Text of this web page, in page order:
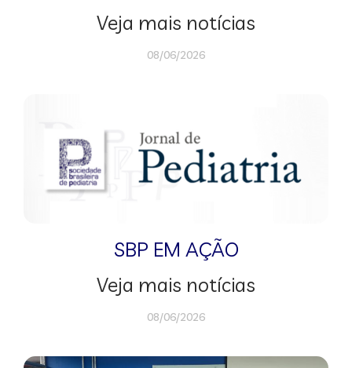
Veja mais notícias
08/06/2026
SBP EM AÇÃO
Veja mais notícias
08/06/2026